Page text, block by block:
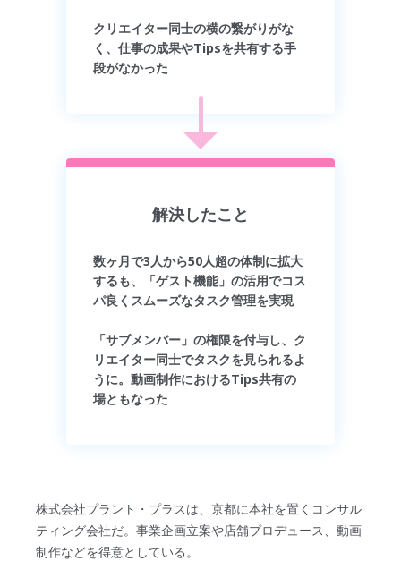
クリエイター同士の横の繋がりがな
く、仕事の成果やTipsを共有する手
段がなかった
解決したこと
数ヶ月で3人から50人超の体制に拡大
するも、「ゲスト機能」の活用でコス
パ良くスムーズなタスク管理を実現
「サブメンバー」の権限を付与し、ク
リエイター同士でタスクを見られるよ
うに。動画制作におけるTips共有の
場ともなった
株式会社プラント・プラスは、京都に本社を置くコンサル
ティング会社だ。事業企画立案や店舗プロデュース、動画
制作などを得意としている。